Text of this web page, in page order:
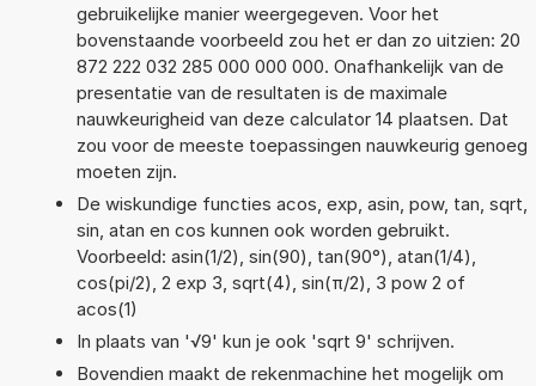
gebruikelijke manier weergegeven. Voor het
bovenstaande voorbeeld zou het er dan zo uitzien: 20
872 222 032 285 000 000 000. Onafhankelijk van de
presentatie van de resultaten is de maximale
nauwkeurigheid van deze calculator 14 plaatsen. Dat
zou voor de meeste toepassingen nauwkeurig genoeg
moeten zijn.
De wiskundige functies acos, exp, asin, pow, tan, sqrt,
sin, atan en cos kunnen ook worden gebruikt.
Voorbeeld: asin(1/2), sin(90), tan(90°), atan(1/4),
cos(pi/2), 2 exp 3, sqrt(4), sin(π/2), 3 pow 2 of
acos(1)
In plaats van '√9' kun je ook 'sqrt 9' schrijven.
Bovendien maakt de rekenmachine het mogelijk om